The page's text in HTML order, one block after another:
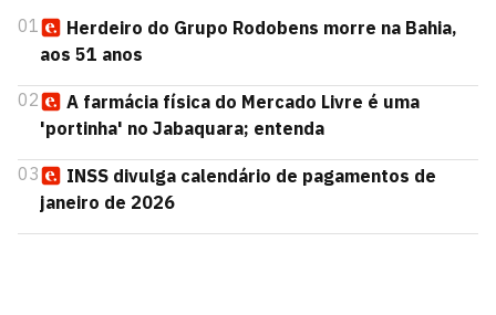
01
Herdeiro do Grupo Rodobens morre na Bahia,
aos 51 anos
02
A farmácia física do Mercado Livre é uma
'portinha' no Jabaquara; entenda
03
INSS divulga calendário de pagamentos de
janeiro de 2026